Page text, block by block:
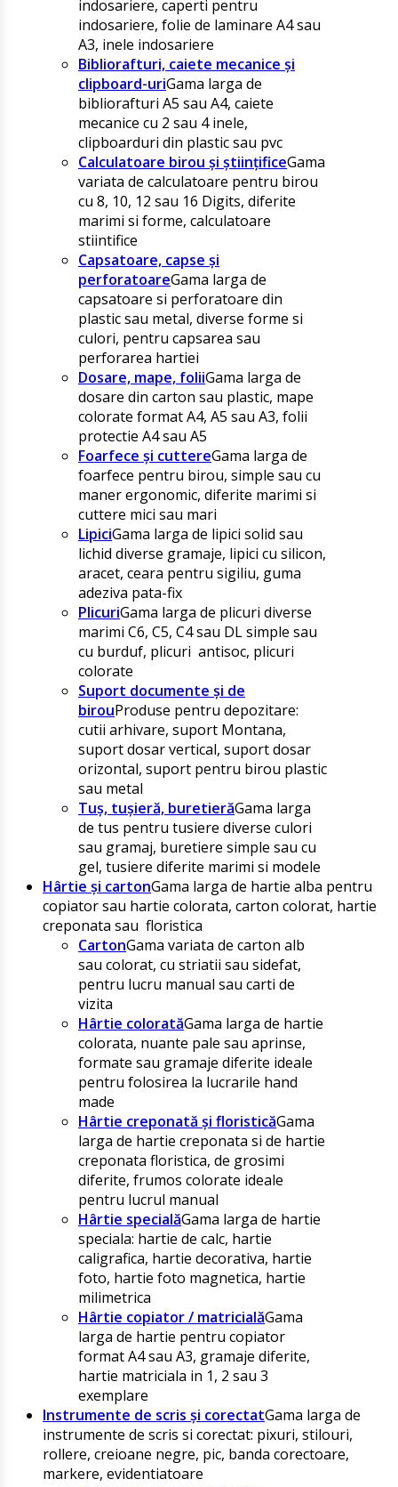
indosariere, caperti pentru
indosariere, folie de laminare A4 sau
A3, inele indosariere
Bibliorafturi, caiete mecanice și
clipboard-uriGama larga de
bibliorafturi A5 sau A4, caiete
mecanice cu 2 sau 4 inele,
clipboarduri din plastic sau pvc
Calculatoare birou și științificeGama
variata de calculatoare pentru birou
cu 8, 10, 12 sau 16 Digits, diferite
marimi si forme, calculatoare
stiintifice
Capsatoare, capse și
perforatoareGama larga de
capsatoare si perforatoare din
plastic sau metal, diverse forme si
culori, pentru capsarea sau
perforarea hartiei
Dosare, mape, foliiGama larga de
dosare din carton sau plastic, mape
colorate format A4, A5 sau A3, folii
protectie A4 sau A5
Foarfece și cuttereGama larga de
foarfece pentru birou, simple sau cu
maner ergonomic, diferite marimi si
cuttere mici sau mari
LipiciGama larga de lipici solid sau
lichid diverse gramaje, lipici cu silicon,
aracet, ceara pentru sigiliu, guma
adeziva pata-fix
PlicuriGama larga de plicuri diverse
marimi C6, C5, C4 sau DL simple sau
cu burduf, plicuri antisoc, plicuri
colorate
Suport documente și de
birouProduse pentru depozitare:
cutii arhivare, suport Montana,
suport dosar vertical, suport dosar
orizontal, suport pentru birou plastic
sau metal
Tuș, tușieră, buretierăGama larga
de tus pentru tusiere diverse culori
sau gramaj, buretiere simple sau cu
gel, tusiere diferite marimi si modele
Hârtie și cartonGama larga de hartie alba pentru
copiator sau hartie colorata, carton colorat, hartie
creponata sau floristica
CartonGama variata de carton alb
sau colorat, cu striatii sau sidefat,
pentru lucru manual sau carti de
vizita
Hârtie coloratăGama larga de hartie
colorata, nuante pale sau aprinse,
formate sau gramaje diferite ideale
pentru folosirea la lucrarile hand
made
Hârtie creponată și floristicăGama
larga de hartie creponata si de hartie
creponata floristica, de grosimi
diferite, frumos colorate ideale
pentru lucrul manual
Hârtie specialăGama larga de hartie
speciala: hartie de calc, hartie
caligrafica, hartie decorativa, hartie
foto, hartie foto magnetica, hartie
milimetrica
Hârtie copiator / matricialăGama
larga de hartie pentru copiator
format A4 sau A3, gramaje diferite,
hartie matriciala in 1, 2 sau 3
exemplare
Instrumente de scris și corectatGama larga de
instrumente de scris si corectat: pixuri, stilouri,
rollere, creioane negre, pic, banda corectoare,
markere, evidentiatoare